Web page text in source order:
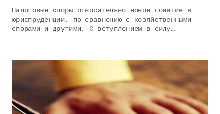
Налоговые споры относительно новое понятие в
юриспруденции, по сравнению с хозяйственными
спорами и другими. С вступлением в силу…